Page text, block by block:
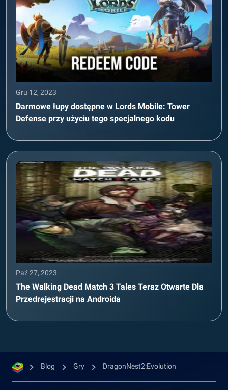
Gru 12, 2023
Darmowe łupy dostępne w Lords Mobile: Tower
Defense przy użyciu tego specjalnego kodu
Paź 27, 2023
The Walking Dead Match 3 Tales Teraz Otwarte Dla
Przedrejestracji na Androida
Blog Gry DragonNest2:Evolution